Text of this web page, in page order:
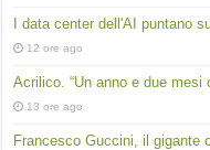
I data center dell'AI puntano
12 ore ago
Acrilico. “Un anno e due mesi
13 ore ago
Francesco Guccini, il gigante